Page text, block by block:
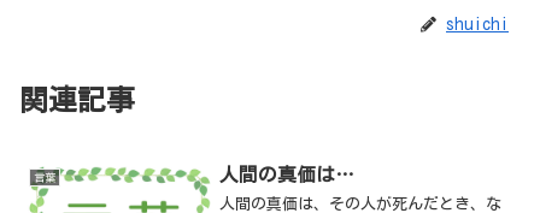
shuichi
関連記事
言葉 人間の真価は…
人間の真価は、その人が死んだとき、な